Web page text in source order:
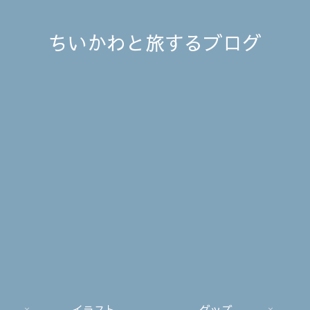
ちいかわと旅するブログ